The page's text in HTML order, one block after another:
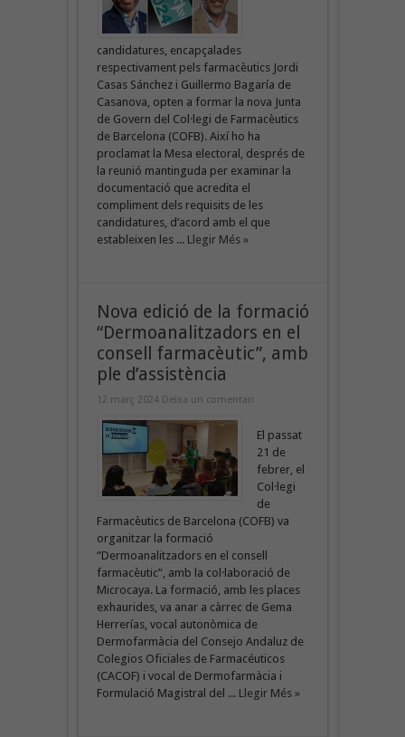
candidatures, encapçalades
respectivament pels farmacèutics Jordi
Casas Sánchez i Guillermo Bagaría de
Casanova, opten a formar la nova Junta
de Govern del Col·legi de Farmacèutics
de Barcelona (COFB). Així ho ha
proclamat la Mesa electoral, després de
la reunió mantinguda per examinar la
documentació que acredita el
compliment dels requisits de les
candidatures, d’acord amb el que
estableixen les ... Llegir Més »
Nova edició de la formació
“Dermoanalitzadors en el
consell farmacèutic”, amb
ple d’assistència
12 març 2024 Deixa un comentari
El passat
21 de
febrer, el
Col·legi
de
Farmacèutics de Barcelona (COFB) va
organitzar la formació
“Dermoanalitzadors en el consell
farmacèutic”, amb la col·laboració de
Microcaya. La formació, amb les places
exhaurides, va anar a càrrec de Gema
Herrerías, vocal autonòmica de
Dermofarmàcia del Consejo Andaluz de
Colegios Oficiales de Farmacéuticos
(CACOF) i vocal de Dermofarmàcia i
Formulació Magistral del ... Llegir Més »